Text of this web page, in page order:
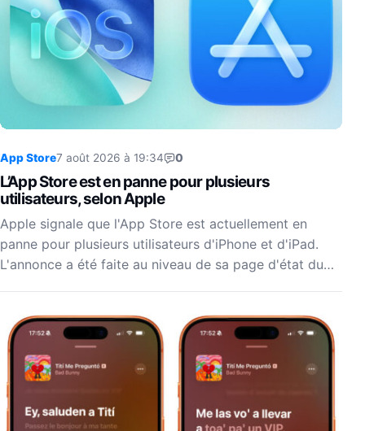
App Store7 août 2026 à 19:34 0
L’App Store est en panne pour plusieurs
utilisateurs, selon Apple
Apple signale que l'App Store est actuellement en
panne pour plusieurs utilisateurs d'iPhone et d'iPad.
L'annonce a été faite au niveau de sa page d'état du…